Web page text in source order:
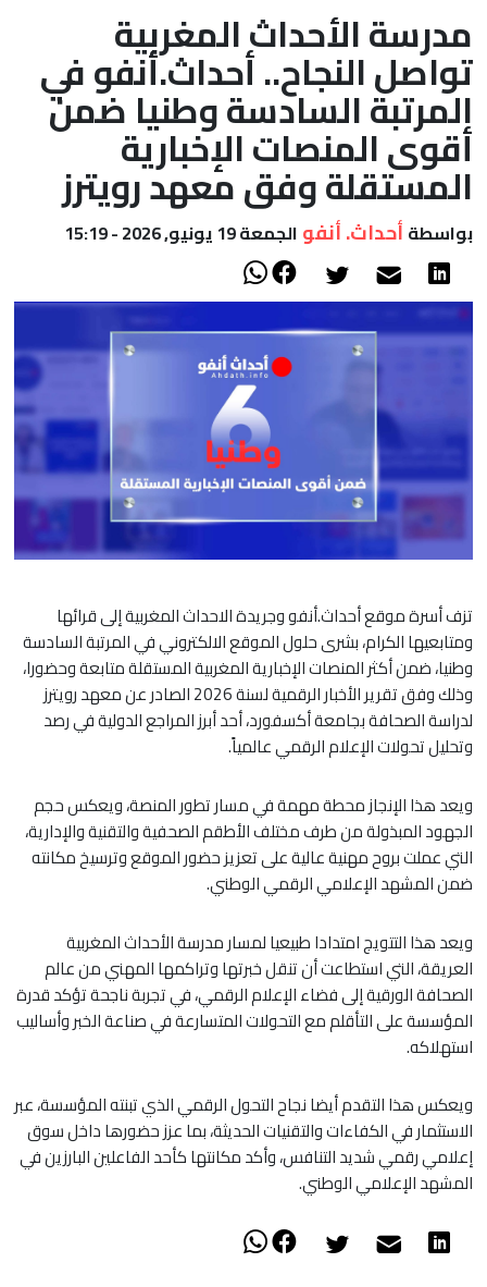
الصحراء
مدرسة الأحداث المغربية
تواصل النجاح.. أحداث.أنفو في
المرتبة السادسة وطنيا ضمن
أقوى المنصات الإخبارية
المستقلة وفق معهد رويترز
بواسطة أحداث. أنفو الجمعة 19 يونيو, 2026 - 15:19
تزف أسرة موقع أحداث.أنفو وجريدة الاحداث المغربية إلى قرائها
ومتابعيها الكرام، بشرى حلول الموقع الالكتروني في المرتبة السادسة
وطنيا، ضمن أكثر المنصات الإخبارية المغربية المستقلة متابعة وحضورا،
وذلك وفق تقرير الأخبار الرقمية لسنة 2026 الصادر عن معهد رويترز
لدراسة الصحافة بجامعة أكسفورد، أحد أبرز المراجع الدولية في رصد
وتحليل تحولات الإعلام الرقمي عالمياً.
ويعد هذا الإنجاز محطة مهمة في مسار تطور المنصة، ويعكس حجم
الجهود المبذولة من طرف مختلف الأطقم الصحفية والتقنية والإدارية،
التي عملت بروح مهنية عالية على تعزيز حضور الموقع وترسيخ مكانته
ضمن المشهد الإعلامي الرقمي الوطني.
ويعد هذا التتويج امتدادا طبيعيا لمسار مدرسة الأحداث المغربية
العريقة، التي استطاعت أن تنقل خبرتها وتراكمها المهني من عالم
الصحافة الورقية إلى فضاء الإعلام الرقمي، في تجربة ناجحة تؤكد قدرة
المؤسسة على التأقلم مع التحولات المتسارعة في صناعة الخبر وأساليب
استهلاكه.
ويعكس هذا التقدم أيضا نجاح التحول الرقمي الذي تبنته المؤسسة، عبر
الاستثمار في الكفاءات والتقنيات الحديثة، بما عزز حضورها داخل سوق
إعلامي رقمي شديد التنافس، وأكد مكانتها كأحد الفاعلين البارزين في
المشهد الإعلامي الوطني.